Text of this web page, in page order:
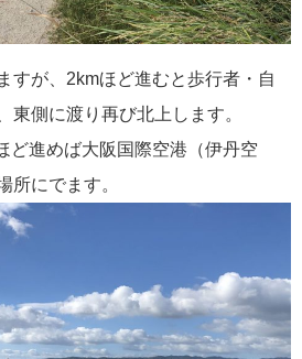
すが、2kmほど進むと歩行者・自
東側に渡り再び北上します。
ど進めば大阪国際空港（伊丹空
所にでます。